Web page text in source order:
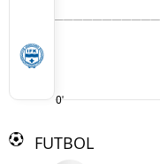
0'
FUTBOL